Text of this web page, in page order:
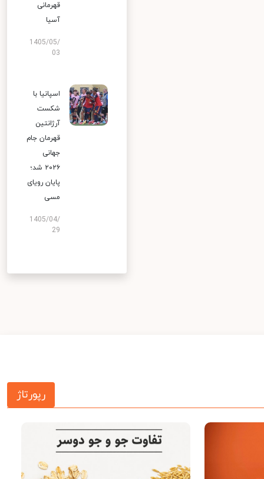
قهرمانی
آسیا
1405/05/
03
اسپانیا با
شکست
آرژانتین
قهرمان جام
جهانی
۲۰۲۶ شد؛
پایان رویای
مسی
1405/04/
29
رپورتاژ